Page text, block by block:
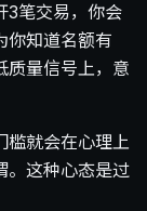
3笔交易，你会
你知道名额有
质量信号上，意
槛就会在心理上
。这种心态是过